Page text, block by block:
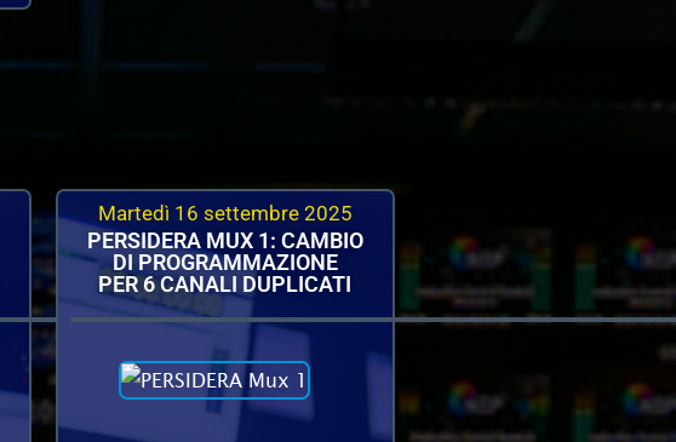
Martedì 16 settembre 2025
PERSIDERA MUX 1: CAMBIO
DI PROGRAMMAZIONE
PER 6 CANALI DUPLICATI